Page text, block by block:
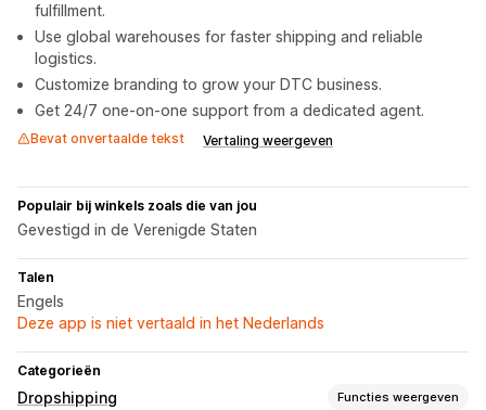
fulfillment.
Use global warehouses for faster shipping and reliable
logistics.
Customize branding to grow your DTC business.
Get 24/7 one-on-one support from a dedicated agent.
Bevat onvertaalde tekst Vertaling weergeven
Populair bij winkels zoals die van jou
Gevestigd in de Verenigde Staten
Talen
Engels
Deze app is niet vertaald in het Nederlands
Categorieën
Dropshipping Functies weergeven